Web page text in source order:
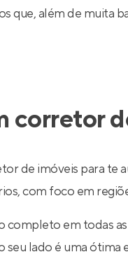
que, além de muita
corretor
de imóveis para te
com foco em
completo em todas
lado é uma ótima